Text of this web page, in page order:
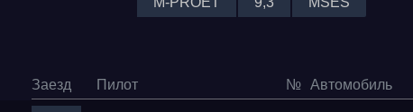
Гонка
Заезд Пилот № Автомобиль